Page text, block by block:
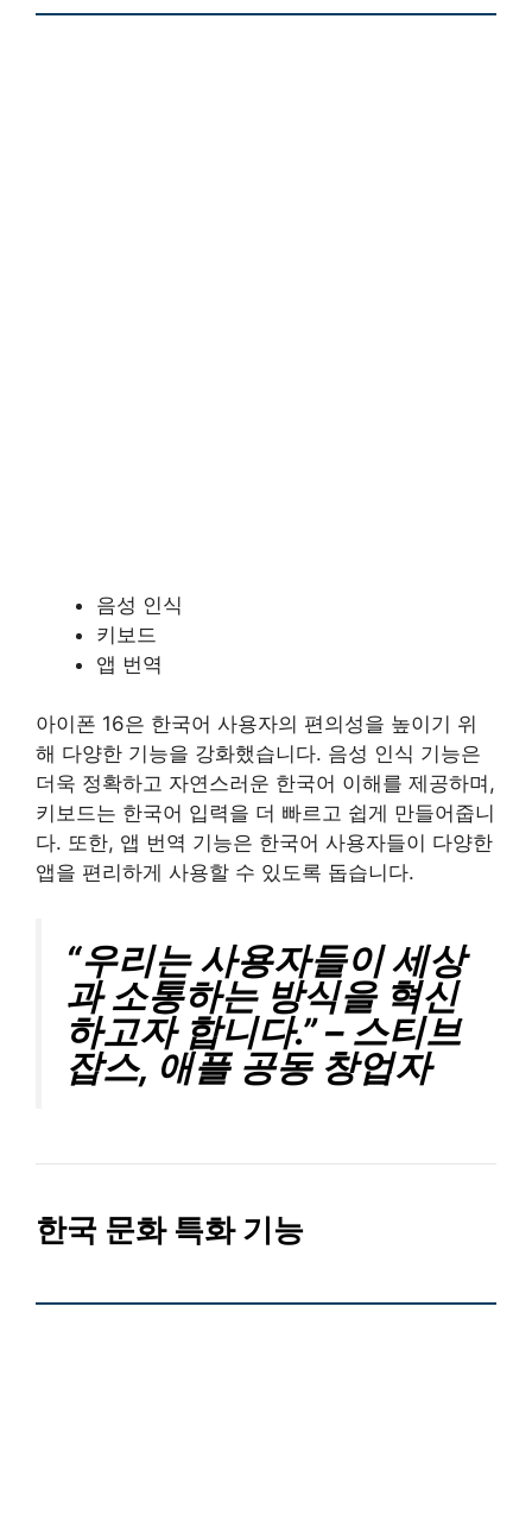
음성 인식
키보드
앱 번역
아이폰 16은 한국어 사용자의 편의성을 높이기 위
해 다양한 기능을 강화했습니다. 음성 인식 기능은
더욱 정확하고 자연스러운 한국어 이해를 제공하며,
키보드는 한국어 입력을 더 빠르고 쉽게 만들어줍니
다. 또한, 앱 번역 기능은 한국어 사용자들이 다양한
앱을 편리하게 사용할 수 있도록 돕습니다.
“우리는 사용자들이 세상
과 소통하는 방식을 혁신
하고자 합니다.” – 스티브
잡스, 애플 공동 창업자
한국 문화 특화 기능